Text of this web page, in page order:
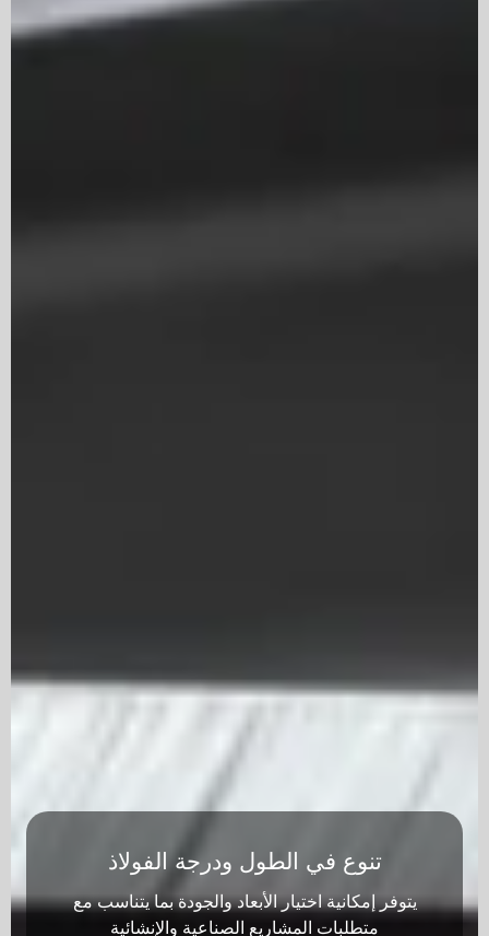
يمنع
في الطول ودرجة الفولاذ
اختيار الأبعاد والجودة بما يتناسب مع
المشاريع الصناعية والإنشائية